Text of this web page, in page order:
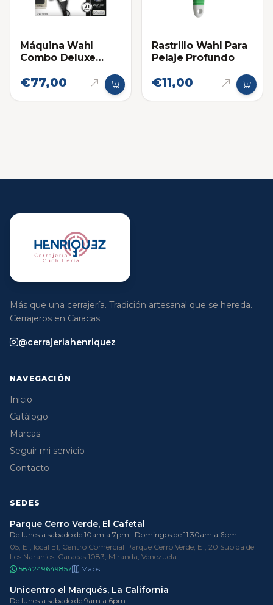
Máquina Wahl
Combo Deluxe
€77,00
Rastrillo Wahl Para
Pelaje Profundo
€11,00
Más que una cerrajería. Tradición artesanal que se hereda.
Cerrajeros en Caracas.
@cerrajeriahenriquez
NAVEGACIÓN
Inicio
Catálogo
Marcas
Seguir mi servicio
Contacto
SEDES
Parque Cerro Verde, El Cafetal
De lunes a sabado de 10am a 7pm | Domingos de 11:30am a 6pm
05, E1, local E1, Centro Comercial Parque Cerro Verde, E1, 20 Subida de
Los Naranjos, Caracas 1083, Miranda, Venezuela
584249649857
Maps
Unicentro el Marqués, La California
De lunes a sabado de 9am a 6pm